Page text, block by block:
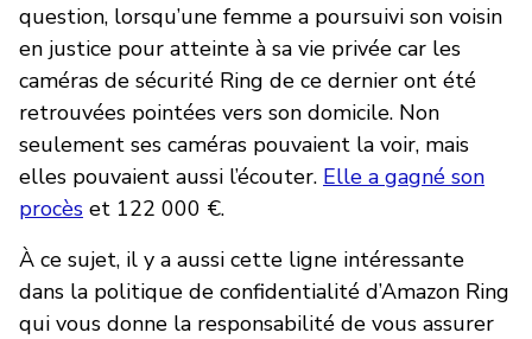
question, lorsqu’une femme a poursuivi son voisin
en justice pour atteinte à sa vie privée car les
caméras de sécurité Ring de ce dernier ont été
retrouvées pointées vers son domicile. Non
seulement ses caméras pouvaient la voir, mais
elles pouvaient aussi l’écouter. Elle a gagné son
procès et 122 000 €.
À ce sujet, il y a aussi cette ligne intéressante
dans la politique de confidentialité d’Amazon Ring
qui vous donne la responsabilité de vous assurer